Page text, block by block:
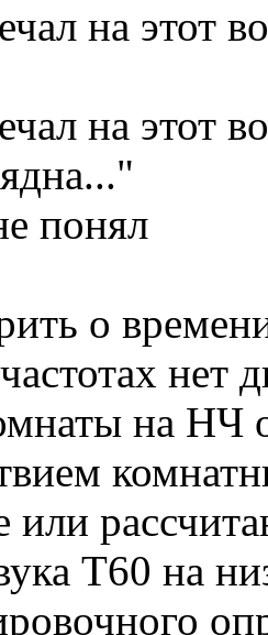
на этот
на этот
понял
о
нет
на НЧ
Т60 на